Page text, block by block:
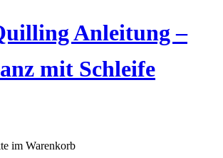
Anleitung –
mit Schleife
im Warenkorb